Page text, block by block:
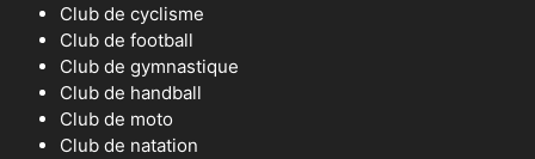
Club de cyclisme
Club de football
Club de gymnastique
Club de handball
Club de moto
Club de natation